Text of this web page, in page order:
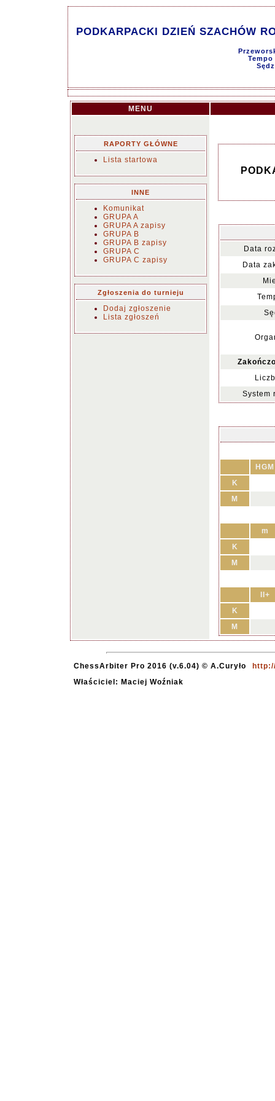
PODKARPACKI DZIEŃ SZACHÓW
MENU
RAPORTY GŁÓWNE
Lista startowa
INNE
Komunikat
GRUPA A
GRUPA A zapisy
GRUPA B
GRUPA B zapisy
GRUPA C
GRUPA C zapisy
Zgłoszenia do turnieju
Dodaj zgłoszenie
Lista zgłoszeń
Data
Data
System
HGM
K
M
m
K
M
II+
K
M
ChessArbiter Pro 2016 (v.6.04) © A.Curyło
Właściciel: Maciej Woźniak